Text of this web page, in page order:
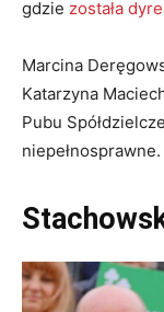
gdzie została
Marcina
Katarzyna
Pubu
niepełnosprawne.